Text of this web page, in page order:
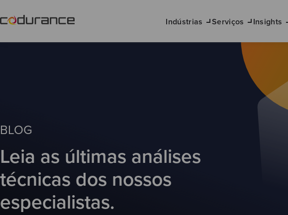
Indústrias Serviços Insights
BLOG
Leia as últimas análises
técnicas dos nossos
especialistas.